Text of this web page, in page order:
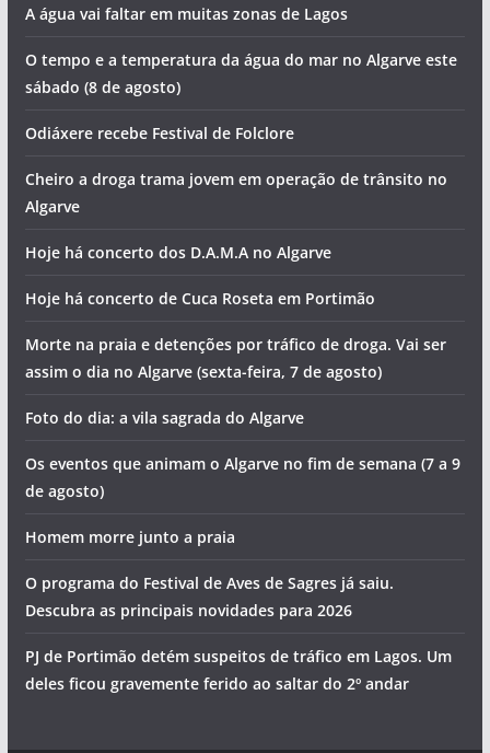
A água vai faltar em muitas zonas de Lagos
O tempo e a temperatura da água do mar no Algarve este
sábado (8 de agosto)
Odiáxere recebe Festival de Folclore
Cheiro a droga trama jovem em operação de trânsito no
Algarve
Hoje há concerto dos D.A.M.A no Algarve
Hoje há concerto de Cuca Roseta em Portimão
Morte na praia e detenções por tráfico de droga. Vai ser
assim o dia no Algarve (sexta-feira, 7 de agosto)
Foto do dia: a vila sagrada do Algarve
Os eventos que animam o Algarve no fim de semana (7 a 9
de agosto)
Homem morre junto a praia
O programa do Festival de Aves de Sagres já saiu.
Descubra as principais novidades para 2026
PJ de Portimão detém suspeitos de tráfico em Lagos. Um
deles ficou gravemente ferido ao saltar do 2º andar